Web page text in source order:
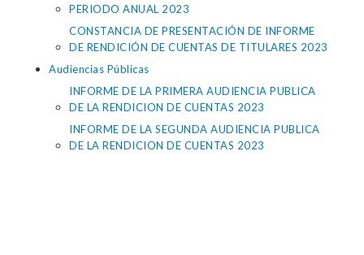
PERIODO ANUAL 2023
CONSTANCIA DE PRESENTACIÓN DE INFORME
DE RENDICIÓN DE CUENTAS DE TITULARES 2023
Audiencias Públicas
INFORME DE LA PRIMERA AUDIENCIA PUBLICA
DE LA RENDICION DE CUENTAS 2023
INFORME DE LA SEGUNDA AUDIENCIA PUBLICA
DE LA RENDICION DE CUENTAS 2023